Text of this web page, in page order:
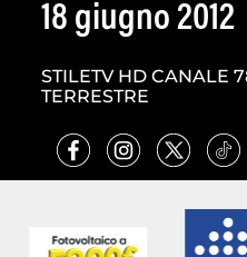
18 giugno 2012
STILETV HD CANALE
TERRESTRE